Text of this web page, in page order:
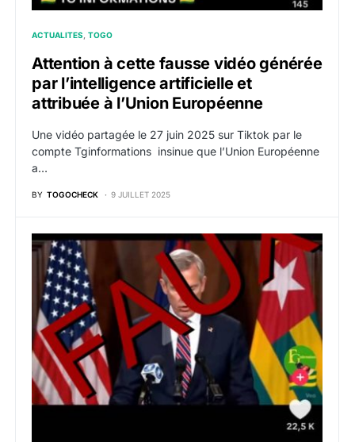
ACTUALITES TOGO
Attention à cette fausse vidéo générée
par l’intelligence artificielle et
attribuée à l’Union Européenne
Une vidéo partagée le 27 juin 2025 sur Tiktok par le
compte Tginformations insinue que l’Union Européenne
a…
BY TOGOCHECK 9 JUILLET 2025